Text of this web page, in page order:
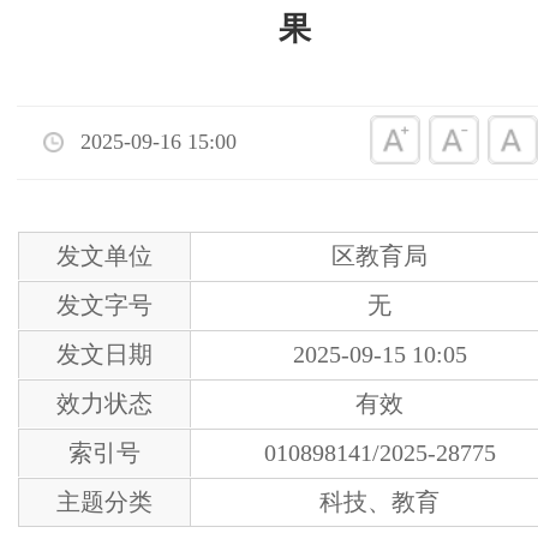
果
2025-09-16 15:00
发文单位
区教育局
发文字号
无
发文日期
2025-09-15 10:05
效力状态
有效
索引号
010898141/2025-28775
主题分类
科技、教育